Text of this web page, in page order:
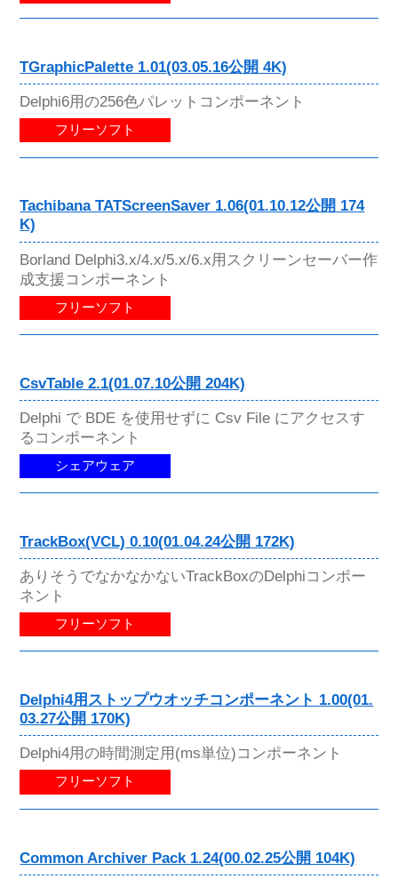
TGraphicPalette 1.01(03.05.16公開 4K)
Delphi6用の256色パレットコンポーネント
フリーソフト
Tachibana TATScreenSaver 1.06(01.10.12公開 174
K)
Borland Delphi3.x/4.x/5.x/6.x用スクリーンセーバー作
成支援コンポーネント
フリーソフト
CsvTable 2.1(01.07.10公開 204K)
Delphi で BDE を使用せずに Csv File にアクセスす
るコンポーネント
シェアウェア
TrackBox(VCL) 0.10(01.04.24公開 172K)
ありそうでなかなかないTrackBoxのDelphiコンポー
ネント
フリーソフト
Delphi4用ストップウオッチコンポーネント 1.00(01.
03.27公開 170K)
Delphi4用の時間測定用(ms単位)コンポーネント
フリーソフト
Common Archiver Pack 1.24(00.02.25公開 104K)